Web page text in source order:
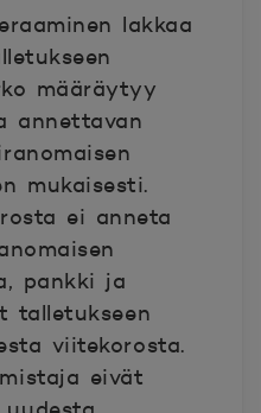
lakkaa
määräytyy
annettavan
mukaisesti.
ei anneta
pankki ja
talletukseen
viitekorosta.
eivät